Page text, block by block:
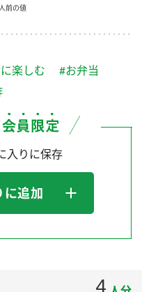
おすしの素
米飯用調味液
Fibee
ジアム）
前の値
楽しむ
#お弁当
入りに保存
に追加
4